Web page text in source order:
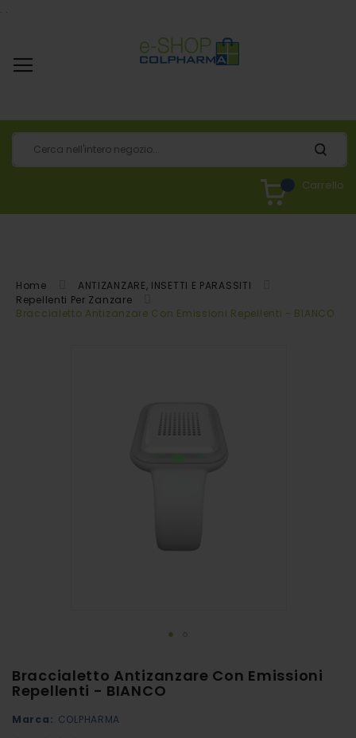
. .
Carrello
Home
ANTIZANZARE, INSETTI E PARASSITI
Repellenti Per Zanzare
Braccialetto Antizanzare Con Emissioni Repellenti - BIANCO
Braccialetto Antizanzare Con Emissioni
Repellenti - BIANCO
Marca: COLPHARMA